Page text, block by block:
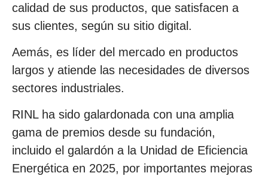
calidad de sus productos, que satisfacen a
sus clientes, según su sitio digital.
Aemás, es líder del mercado en productos
largos y atiende las necesidades de diversos
sectores industriales.
RINL ha sido galardonada con una amplia
gama de premios desde su fundación,
incluido el galardón a la Unidad de Eficiencia
Energética en 2025, por importantes mejoras